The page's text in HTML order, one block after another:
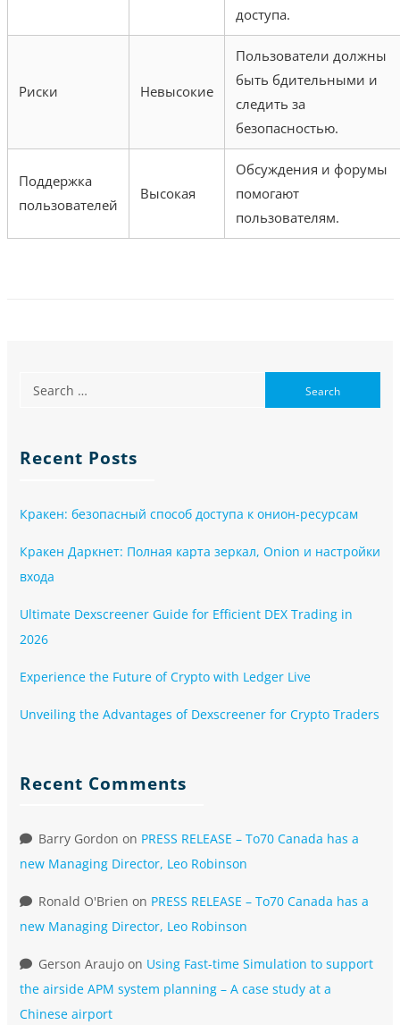
доступа.
Риски Невысокие
Пользователи должны
быть бдительными и
следить за
безопасностью.
Поддержка
пользователей
Высокая
Обсуждения и форумы
помогают
пользователям.
Recent Posts
Кракен: безопасный способ доступа к онион-ресурсам
Кракен Даркнет: Полная карта зеркал, Onion и настройки
входа
Ultimate Dexscreener Guide for Efficient DEX Trading in
2026
Experience the Future of Crypto with Ledger Live
Unveiling the Advantages of Dexscreener for Crypto Traders
Recent Comments
Barry Gordon on PRESS RELEASE – To70 Canada has a
new Managing Director, Leo Robinson
Ronald O'Brien on PRESS RELEASE – To70 Canada has a
new Managing Director, Leo Robinson
Gerson Araujo on Using Fast-time Simulation to support
the airside APM system planning – A case study at a
Chinese airport